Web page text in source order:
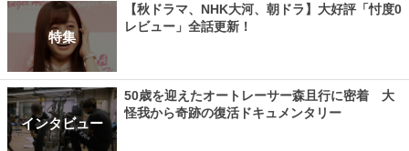
特集
【秋ドラマ、NHK大河、朝ドラ】大好評「忖度0
レビュー」全話更新！
インタビュー
50歳を迎えたオートレーサー森且行に密着 大
怪我から奇跡の復活ドキュメンタリー